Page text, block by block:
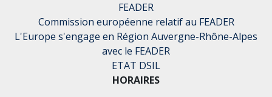
FEADER
Commission européenne relatif au FEADER
L'Europe s'engage en Région Auvergne-Rhône-Alpes
avec le FEADER
ETAT DSIL
HORAIRES